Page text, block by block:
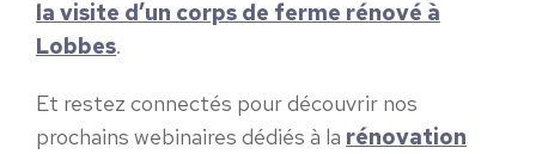
la visite d’un corps de ferme rénové à
Lobbes.
Et restez connectés pour découvrir nos
prochains webinaires dédiés à la rénovation